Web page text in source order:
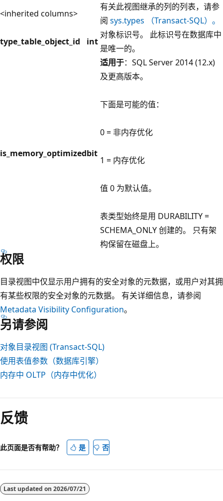
<inherited columns>
有关此视图继承的列的列表，请参
阅 sys.types （Transact-SQL）。
type_table_object_id
int
对象标识号。 此标识号在数据库中
是唯一的。
is_memory_optimizedbit
适用于：SQL Server 2014 (12.x)
及更高版本。
下面是可能的值：
0 = 非内存优化
1 = 内存优化
值 0 为默认值。
表类型始终是用 DURABILITY =
SCHEMA_ONLY 创建的。 只有架
构保留在磁盘上。
权限
目录视图中仅显示用户拥有的安全对象的元数据，或用户对其拥
有某些权限的安全对象的元数据。 有关详细信息，请参阅
Metadata Visibility Configuration。
另请参阅
对象目录视图 (Transact-SQL)
使用表值参数（数据库引擎）
内存中 OLTP（内存中优化）
读
模
已
用
反馈
此页面是否有帮助？ 是 否
Last updated on 2026/07/21